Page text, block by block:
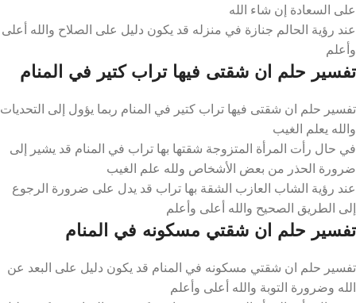
على السعادة إن شاء الله
عند رؤية الحالم جنازة في منزله قد يكون دليل على الصلاح والله أعلى
وأعلم
تفسير حلم ان شقتى فيها تراب كتير في المنام
تفسير حلم ان شقتى فيها تراب كتير في المنام ربما يؤول إلى التحديات
والله يعلم الغيب
في حال رأت المرأة المتزوجة شقتها بها تراب في المنام قد يشير إلى
ضرورة الحذر من بعض الأشخاص ولله علم الغيب
عند رؤية الشاب العازب الشقة بها تراب قد يدل على ضرورة الرجوع
إلى الطريق الصحيح والله أعلى وأعلم
تفسير حلم ان شقتي مسكونه في المنام
تفسير حلم ان شقتي مسكونه في المنام قد يكون دليل على البعد عن
الله وضرورة التوبة والله أعلى وأعلم